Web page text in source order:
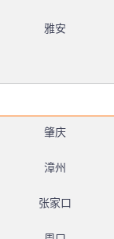
雅安
肇庆
漳州
张家口